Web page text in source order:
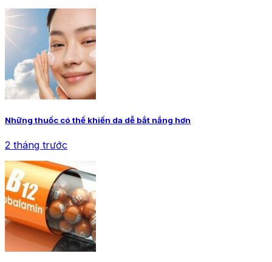
Những thuốc có thể khiến da dễ bắt nắng hơn
2 tháng trước